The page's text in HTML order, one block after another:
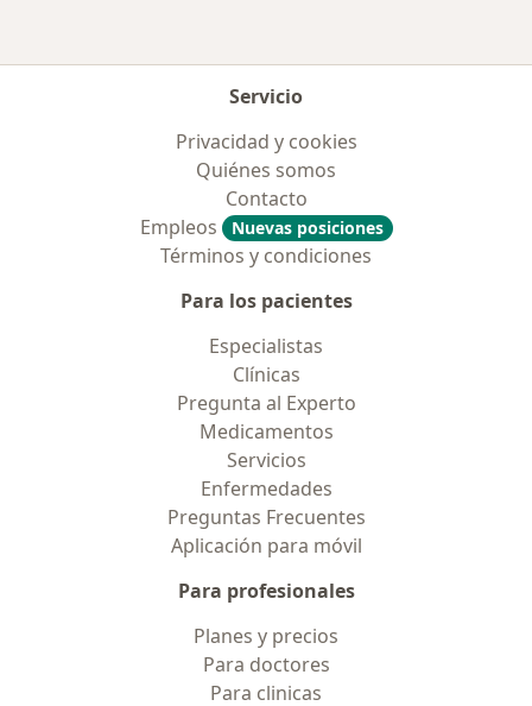
Servicio
Privacidad y cookies
Quiénes somos
Contacto
Empleos
Nuevas posiciones
Términos y condiciones
Para los pacientes
Especialistas
Clínicas
Pregunta al Experto
Medicamentos
Servicios
Enfermedades
Preguntas Frecuentes
Aplicación para móvil
Para profesionales
Planes y precios
Para doctores
Para clinicas